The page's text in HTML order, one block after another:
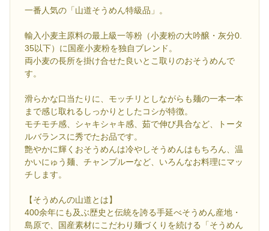
一番人気の「山道そうめん特級品」。
輸入小麦主原料の最上級一等粉（小麦粉の大吟醸・灰分0.
35以下）に国産小麦粉を独自ブレンド。
両小麦の長所を掛け合せた良いとこ取りのおそうめんで
す。
滑らかな口当たりに、モッチリとしながらも麺の一本一本
まで感じ取れるしっかりとしたコシが特徴。
モチモチ感、シャキシャキ感、茹で伸び具合など、トータ
ルバランスに秀でたお品です。
艶やかに輝くおそうめんは冷やしそうめんはもちろん、温
かいにゅう麺、チャンプルーなど、いろんなお料理にマッ
チします。
【そうめんの山道とは】
400余年にも及ぶ歴史と伝統を誇る手延べそうめん産地・
島原で、国産素材にこだわり麺づくりを続ける「そうめん